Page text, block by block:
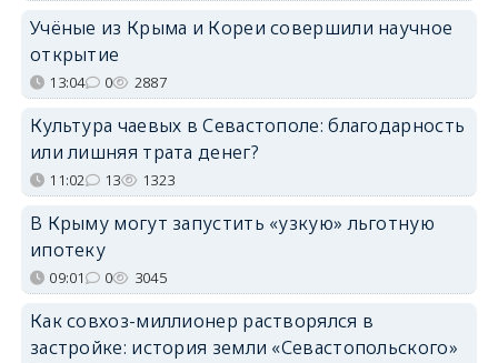
Учёные из Крыма и Кореи совершили научное
открытие
13:04 0 2887
Культура чаевых в Севастополе: благодарность
или лишняя трата денег?
11:02 13 1323
В Крыму могут запустить «узкую» льготную
ипотеку
09:01 0 3045
Как совхоз-миллионер растворялся в
застройке: история земли «Севастопольского»